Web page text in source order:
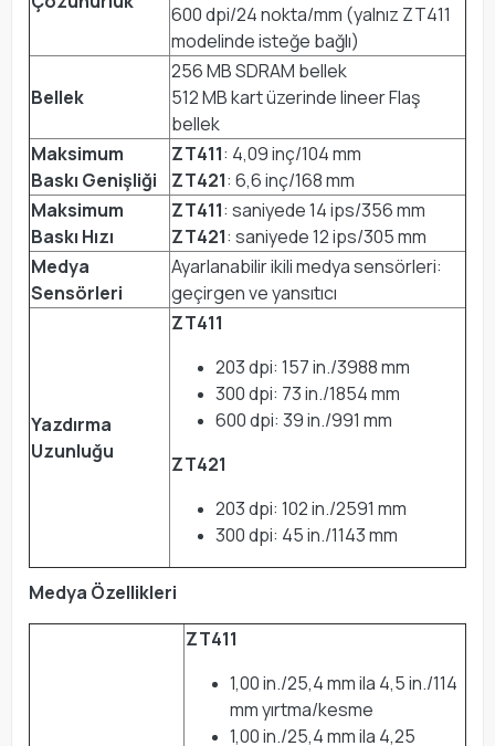
600 dpi/24 nokta/mm (yalnız ZT411
modelinde isteğe bağlı)
Bellek
256 MB SDRAM bellek
512 MB kart üzerinde lineer Flaş
bellek
Maksimum
Baskı Genişliği
ZT411: 4,09 inç/104 mm
ZT421: 6,6 inç/168 mm
Maksimum
Baskı Hızı
ZT411: saniyede 14 ips/356 mm
ZT421: saniyede 12 ips/305 mm
Medya
Sensörleri
Ayarlanabilir ikili medya sensörleri:
geçirgen ve yansıtıcı
Yazdırma
Uzunluğu
ZT411
203 dpi: 157 in./3988 mm
300 dpi: 73 in./1854 mm
600 dpi: 39 in./991 mm
ZT421
203 dpi: 102 in./2591 mm
300 dpi: 45 in./1143 mm
Medya Özellikleri
ZT411
1,00 in./25,4 mm ila 4,5 in./114
mm yırtma/kesme
1,00 in./25,4 mm ila 4,25